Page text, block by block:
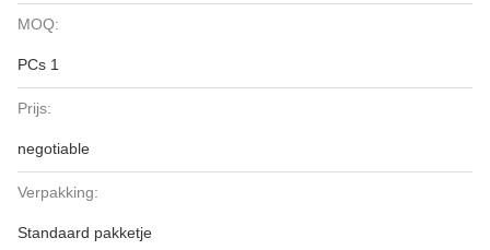
MOQ:
PCs 1
Prijs:
negotiable
Verpakking:
Standaard pakketje